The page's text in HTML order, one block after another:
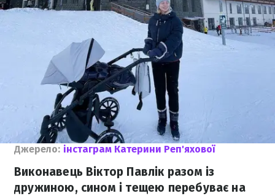
Джерело: інстаграм Катерини Реп'яхової
Виконавець Віктор Павлік разом із
дружиною, сином і тещею перебуває на